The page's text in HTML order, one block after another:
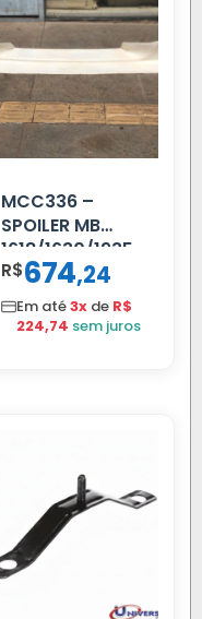
MCC336 –
SPOILER MB
1618/1630/1935
04 FAR
C/BIGOD
R$674,24
Em até3x de R$
224,74 sem juros